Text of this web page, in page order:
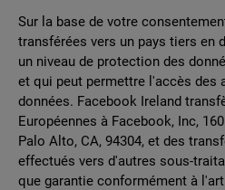
Sur la base de votre
transférées vers un pays tiers en
un niveau de protection des
et qui peut permettre l'accès des
données. Facebook Ireland
Européennes à Facebook, Inc,
Palo Alto, CA, 94304, et des
effectués vers d'autres sous-
que garantie conformément à